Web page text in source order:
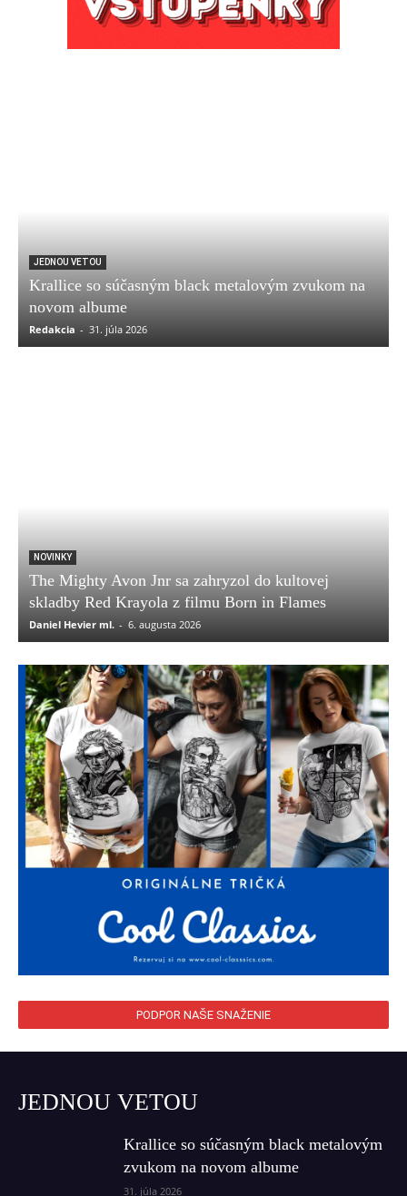
JEDNOU VETOU
Krallice so súčasným black metalovým zvukom na
novom albume
Redakcia - 31. júla 2026
NOVINKY
The Mighty Avon Jnr sa zahryzol do kultovej
skladby Red Krayola z filmu Born in Flames
Daniel Hevier ml. - 6. augusta 2026
PODPOR NAŠE SNAŽENIE
JEDNOU VETOU
Krallice so súčasným black metalovým
zvukom na novom albume
31. júla 2026